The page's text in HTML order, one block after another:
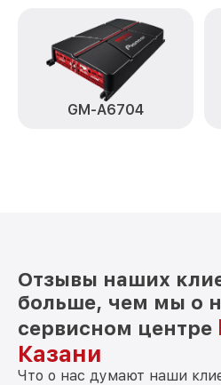
GM-A6704
Отзывы наших
больше, чем мы о
сервисном центре
Казани
Что о нас думают наши